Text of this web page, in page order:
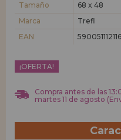
¿Eres Profesional o Empresa?.
condiciones de ventas con
¡Adelante! Te estábamos
Tamaño
68 x 48
Marca
Trefl
EAN
¡OFERTA!
Compra antes de las
martes 11 de agosto